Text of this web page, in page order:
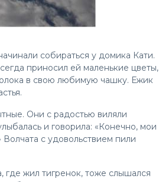
собираться у домика Кати.
приносил ей маленькие цветы,
в свою любимую чашку. Ежик
Они с радостью виляли
и говорила: «Конечно, мои
с удовольствием пили
где жил тигренок, тоже слышался